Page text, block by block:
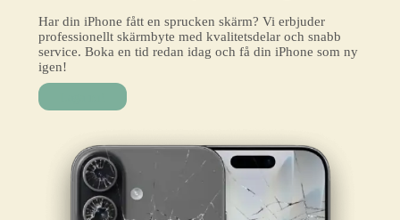
Har din iPhone fått en sprucken skärm? Vi erbjuder
professionellt skärmbyte med kvalitetsdelar och snabb
service. Boka en tid redan idag och få din iPhone som ny
igen!